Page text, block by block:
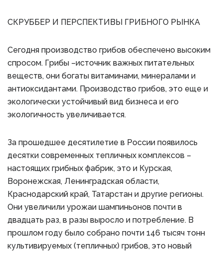
СКРУББЕР И ПЕРСПЕКТИВЫ ГРИБНОГО РЫНКА
Сегодня производство грибов обеспечено высоким
спросом. Грибы –источник важных питательных
веществ, они богаты витаминами, минералами и
антиоксидантами. Производство грибов, это еще и
экологически устойчивый вид бизнеса и его
экологичность увеличивается.
За прошедшее десятилетие в России появилось
десятки современных тепличных комплексов –
настоящих грибных фабрик, это и Курская,
Воронежская, Ленинградская области,
Краснодарский край, Татарстан и другие регионы.
Они увеличили урожаи шампиньонов почти в
двадцать раз, в разы выросло и потребление. В
прошлом году было собрано почти 146 тысяч тонн
культивируемых (тепличных) грибов, это новый